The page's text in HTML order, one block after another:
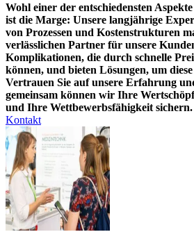
Wohl einer der entschiedensten
ist die Marge: Unsere langjährige
von Prozessen und Kostenstrukturen
verlässlichen Partner für unsere
Komplikationen, die durch schnelle
können, und bieten Lösungen, um
Vertrauen Sie auf unsere Erfahrung
gemeinsam können wir Ihre
und Ihre Wettbewerbsfähigkeit sichern.
Kontakt